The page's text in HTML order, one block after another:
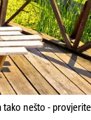
nešto -